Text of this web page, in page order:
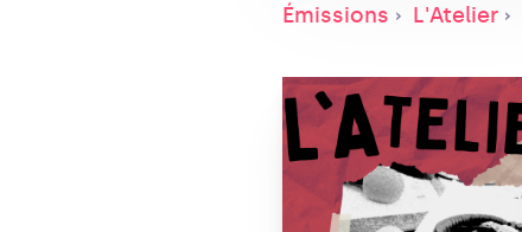
Émissions L'Atelier